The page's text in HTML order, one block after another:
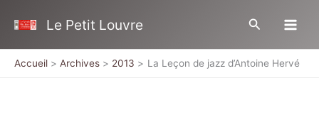
Le Petit Louvre Rechercher
Accueil Archives 2013 La Leçon de jazz d’Antoine Hervé